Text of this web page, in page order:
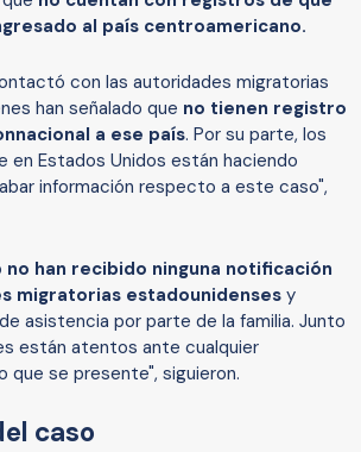
al país centroamericano.
con las autoridades migratorias
han señalado que no tienen registro
a ese país. Por su parte, los
en Estados Unidos están haciendo
información respecto a este caso",
no han recibido ninguna notificación
migratorias estadounidenses y
asistencia por parte de la familia. Junto
están atentos ante cualquier
que se presente", siguieron.
caso